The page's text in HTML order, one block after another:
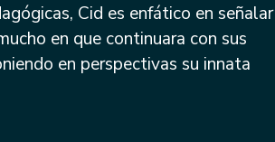
Cid es enfático en señalar
en que continuara con sus
en perspectivas su innata